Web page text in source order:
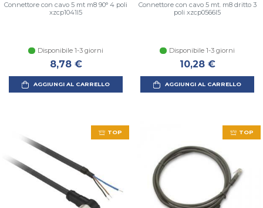
Connettore con cavo 5 mt m8 90° 4 poli
xzcp1041l5
Disponibile 1-3 giorni
8,78 €
AGGIUNGI AL CARRELLO
Connettore con cavo 5 mt. m8 dritto 3
poli xzcp0566l5
Disponibile 1-3 giorni
10,28 €
AGGIUNGI AL CARRELLO
TOP TOP